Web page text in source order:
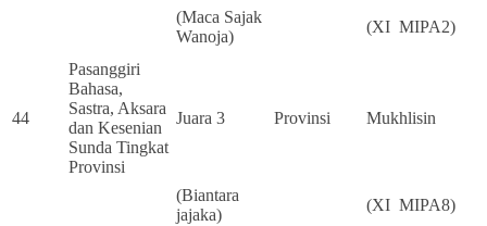
(Maca Sajak
Wanoja)
(XI MIPA2)
44
Pasanggiri
Bahasa,
Sastra, Aksara
dan Kesenian
Sunda Tingkat
Provinsi
Juara 3 Provinsi Mukhlisin
(Biantara
jajaka)
(XI MIPA8)